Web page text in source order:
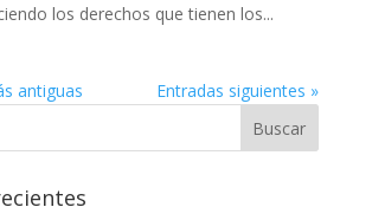
los derechos que tienen los...
antiguas Entradas siguientes »